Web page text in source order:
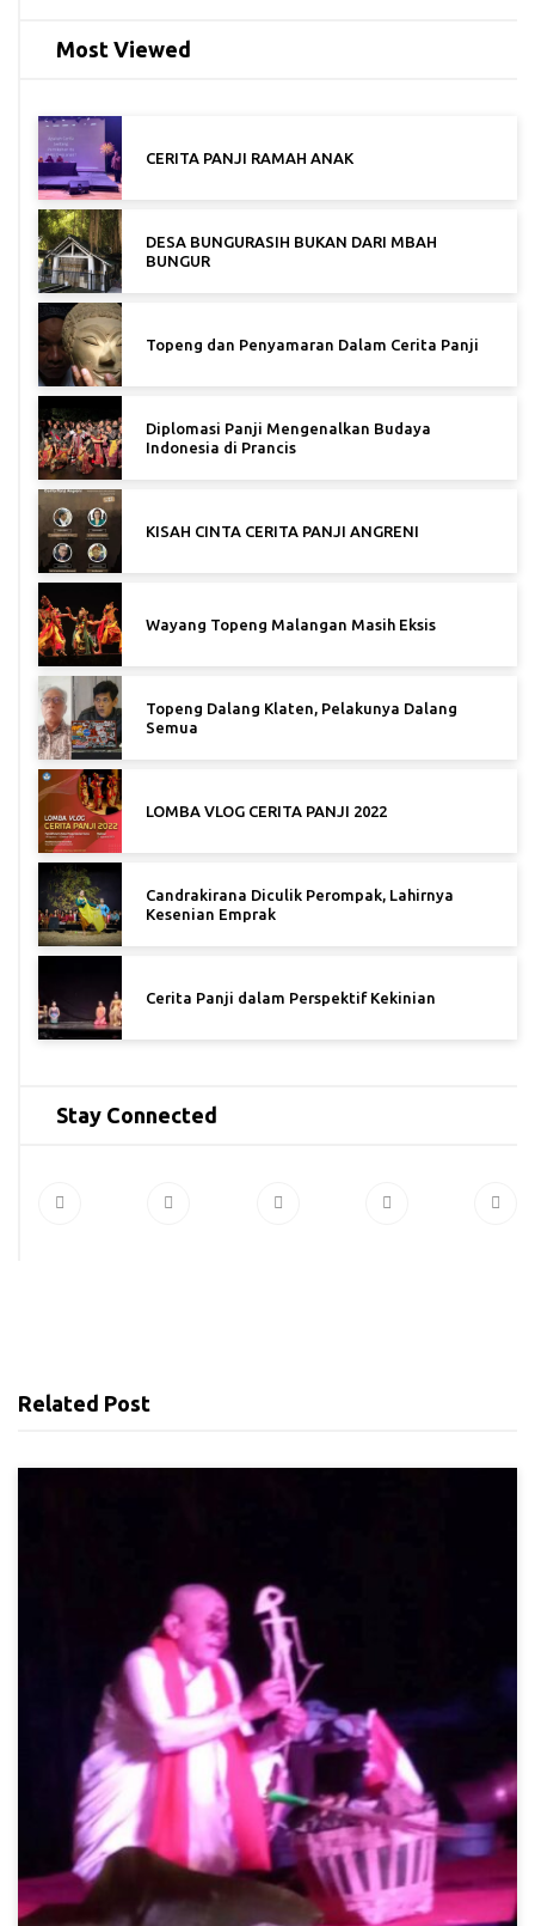
Most Viewed
CERITA PANJI RAMAH ANAK
DESA BUNGURASIH BUKAN DARI MBAH
BUNGUR
Topeng dan Penyamaran Dalam Cerita Panji
Diplomasi Panji Mengenalkan Budaya
Indonesia di Prancis
KISAH CINTA CERITA PANJI ANGRENI
Wayang Topeng Malangan Masih Eksis
Topeng Dalang Klaten, Pelakunya Dalang
Semua
LOMBA VLOG CERITA PANJI 2022
Candrakirana Diculik Perompak, Lahirnya
Kesenian Emprak
Cerita Panji dalam Perspektif Kekinian
Stay Connected
Related Post